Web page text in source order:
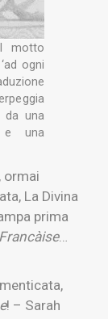
motto
ogni
da una
e una
ormai
La Divina
prima
…
! – Sarah